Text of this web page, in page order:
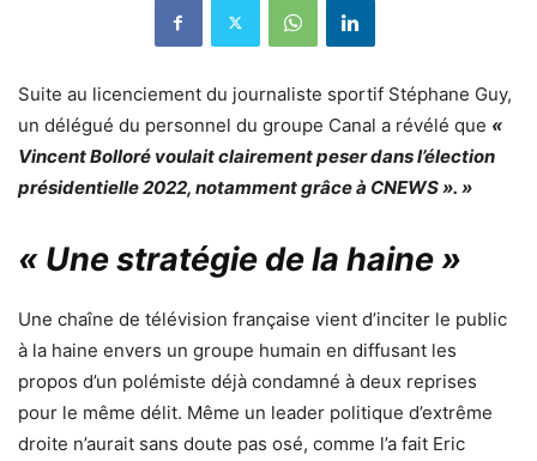
Suite au licenciement du journaliste sportif Stéphane Guy,
un délégué du personnel du groupe Canal a révélé que «
Vincent Bolloré voulait clairement peser dans l’élection
présidentielle 2022, notamment grâce à CNEWS». »
« Une stratégie de la haine »
Une chaîne de télévision française vient d’inciter le public
à la haine envers un groupe humain en diffusant les
propos d’un polémiste déjà condamné à deux reprises
pour le même délit. Même un leader politique d’extrême
droite n’aurait sans doute pas osé, comme l’a fait Eric